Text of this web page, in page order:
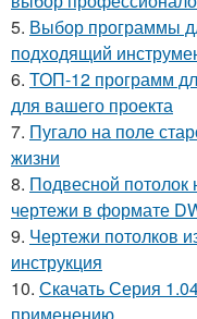
5. Выбор программы
подходящий
6. ТОП-12 программ
для вашего проекта
7. Пугало на поле
жизни
8. Подвесной потолок
чертежи в формате
9. Чертежи потолков
инструкция
10. Скачать Серия